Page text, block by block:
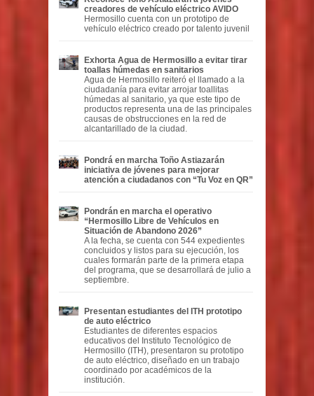
creadores de vehículo eléctrico AVIDO
Hermosillo cuenta con un prototipo de
vehículo eléctrico creado por talento juvenil
Exhorta Agua de Hermosillo a evitar tirar
toallas húmedas en sanitarios
Agua de Hermosillo reiteró el llamado a la
ciudadanía para evitar arrojar toallitas
húmedas al sanitario, ya que este tipo de
productos representa una de las principales
causas de obstrucciones en la red de
alcantarillado de la ciudad.
Pondrá en marcha Toño Astiazarán
iniciativa de jóvenes para mejorar
atención a ciudadanos con “Tu Voz en QR”
Pondrán en marcha el operativo
“Hermosillo Libre de Vehículos en
Situación de Abandono 2026”
A la fecha, se cuenta con 544 expedientes
concluidos y listos para su ejecución, los
cuales formarán parte de la primera etapa
del programa, que se desarrollará de julio a
septiembre.
Presentan estudiantes del ITH prototipo
de auto eléctrico
Estudiantes de diferentes espacios
educativos del Instituto Tecnológico de
Hermosillo (ITH), presentaron su prototipo
de auto eléctrico, diseñado en un trabajo
coordinado por académicos de la
institución.